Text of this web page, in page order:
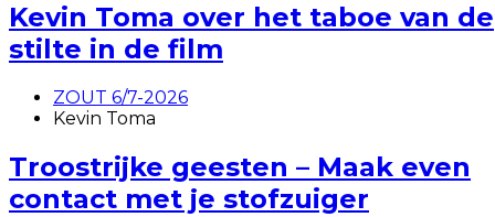
Kevin Toma over het taboe van de
stilte in de film
ZOUT 6/7-2026
Kevin Toma
Troostrijke geesten – Maak even
contact met je stofzuiger